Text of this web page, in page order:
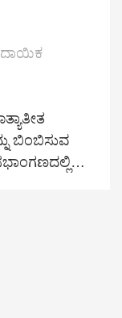
ಬಿಂಬಿಸುವ